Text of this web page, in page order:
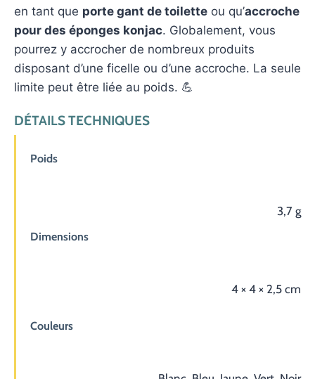
en tant que porte gant de toilette ou qu’accroche
pour des éponges konjac. Globalement, vous
pourrez y accrocher de nombreux produits
disposant d’une ficelle ou d’une accroche. La seule
limite peut être liée au poids. 💪
DÉTAILS TECHNIQUES
Poids
3,7 g
Dimensions
4 × 4 × 2,5 cm
Couleurs